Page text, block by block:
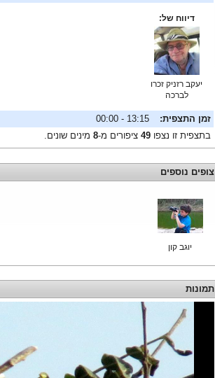
דיווח של:
יעקב רזניק זכרו
לברכה
זמן התצפית:
13:15 - 00:00
בתצפית זו נצפו 49 ציפורים מ-8 מינים שונים.
צופים נוספים
יוגב קון
תמונות